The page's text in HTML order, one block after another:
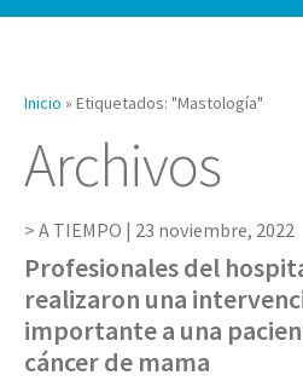
Inicio » Etiquetados: "Mastología"
Archivos
A TIEMPO | 23 noviembre, 2022
Profesionales del
realizaron una
importante a una
cáncer de mama